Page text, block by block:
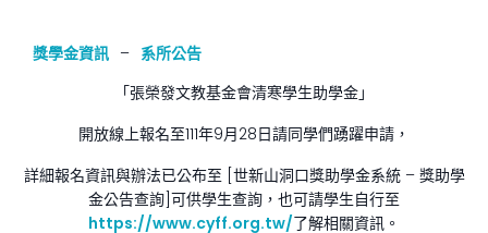
獎學金資訊 – 系所公告
「張榮發文教基金會清寒學生助學金」
開放線上報名至111年9月28日請同學們踴躍申請，
詳細報名資訊與辦法已公布至 [世新山洞口獎助學金系統 – 獎助學
金公告查詢]可供學生查詢，也可請學生自行至
https://www.cyff.org.tw/了解相關資訊。